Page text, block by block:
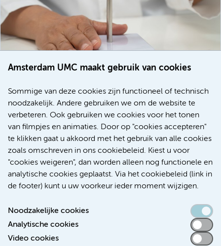
Amsterdam UMC maakt gebruik van cookies
Sommige van deze cookies zijn functioneel of technisch
noodzakelijk. Andere gebruiken we om de website te
verbeteren. Ook gebruiken we cookies voor het tonen
van filmpjes en animaties. Door op "cookies accepteren"
te klikken gaat u akkoord met het gebruik van alle cookies
zoals omschreven in ons cookiebeleid. Kiest u voor
"cookies weigeren", dan worden alleen nog functionele en
analytische cookies geplaatst. Via het cookiebeleid (link in
de footer) kunt u uw voorkeur ieder moment wijzigen.
Noodzakelijke cookies
Analytische cookies
Video cookies
voor patiënten met alvleesklierkanker verbeteren
Meer
Toegankelijkheidsverklaring